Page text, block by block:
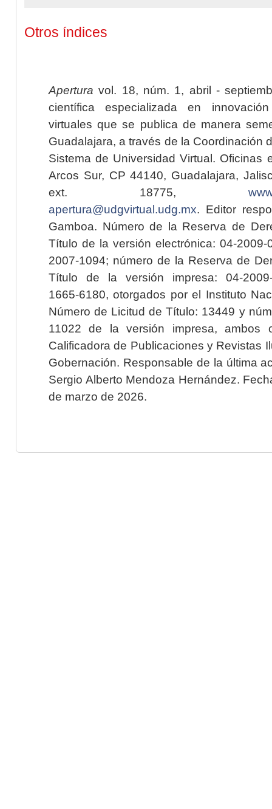
Otros índices
Apertura vol. 18, núm. 1, abril -
científica especializada en
virtuales que se publica de manera
Guadalajara, a través de la Coordinación
Sistema de Universidad Virtual. Oficinas
Arcos Sur, CP 44140, Guadalajara,
ext. 18775,
apertura@udgvirtual.udg.mx. Editor
Gamboa. Número de la Reserva de
Título de la versión electrónica: 04-2009-
2007-1094; número de la Reserva de
Título de la versión impresa: 04-2009-
1665-6180, otorgados por el Instituto
Número de Licitud de Título: 13449 y
11022 de la versión impresa, ambos
Calificadora de Publicaciones y Revistas
Gobernación. Responsable de la última
Sergio Alberto Mendoza Hernández.
de marzo de 2026.